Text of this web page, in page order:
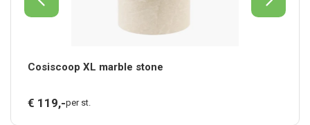
Cosiscoop XL marble stone
€ 119,-per st.